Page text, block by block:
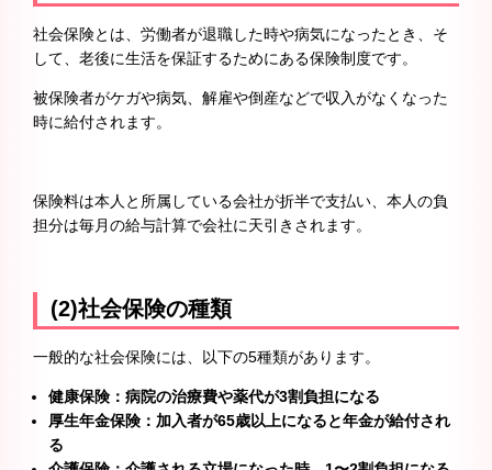
社会保険とは、労働者が退職した時や病気になったとき、そ
して、老後に生活を保証するためにある保険制度です。
被保険者がケガや病気、解雇や倒産などで収入がなくなった
時に給付されます。
保険料は本人と所属している会社が折半で支払い、本人の負
担分は毎月の給与計算で会社に天引きされます。
(2)社会保険の種類
一般的な社会保険には、以下の5種類があります。
健康保険：病院の治療費や薬代が3割負担になる
厚生年金保険：加入者が65歳以上になると年金が給付され
る